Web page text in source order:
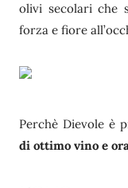
olivi secolari che
forza e fiore
Perchè Dievole è
di ottimo vino e